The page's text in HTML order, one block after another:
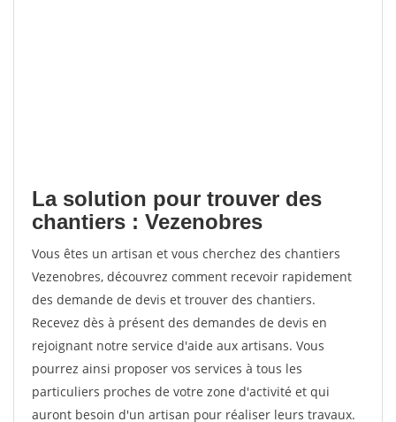
La solution pour trouver des
chantiers : Vezenobres
Vous êtes un artisan et vous cherchez des chantiers
Vezenobres, découvrez comment recevoir rapidement
des demande de devis et trouver des chantiers.
Recevez dès à présent des demandes de devis en
rejoignant notre service d'aide aux artisans. Vous
pourrez ainsi proposer vos services à tous les
particuliers proches de votre zone d'activité et qui
auront besoin d'un artisan pour réaliser leurs travaux.